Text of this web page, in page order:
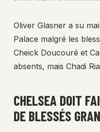
Oliver Glasner a su
Palace malgré les
Cheick Doucouré et
absents, mais Chadi
CHELSEA DOIT
DE BLESSÉS